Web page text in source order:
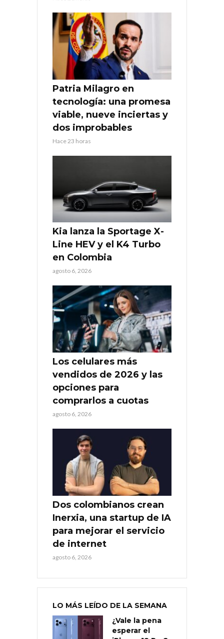
Patria Milagro en
tecnología: una promesa
viable, nueve inciertas y
dos improbables
Hace 23 horas
Kia lanza la Sportage X-
Line HEV y el K4 Turbo
en Colombia
agosto 6, 2026
Los celulares más
vendidos de 2026 y las
opciones para
comprarlos a cuotas
agosto 6, 2026
Dos colombianos crean
Inerxia, una startup de IA
para mejorar el servicio
de internet
agosto 6, 2026
LO MÁS LEÍDO DE LA SEMANA
¿Vale la pena
esperar el